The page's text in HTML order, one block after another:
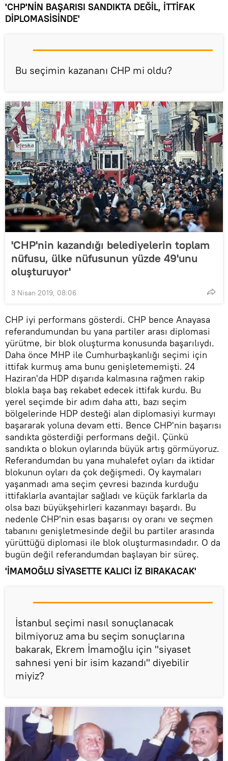
'CHP'NİN BAŞARISI SANDIKTA DEĞİL, İTTİFAK
DİPLOMASİSİNDE'
Bu seçimin kazananı CHP mi oldu?
'CHP'nin kazandığı belediyelerin toplam
nüfusu, ülke nüfusunun yüzde 49'unu
oluşturuyor'
3 Nisan 2019, 08:06
CHP iyi performans gösterdi. CHP bence Anayasa
referandumundan bu yana partiler arası diplomasi
yürütme, bir blok oluşturma konusunda başarılıydı.
Daha önce MHP ile Cumhurbaşkanlığı seçimi için
ittifak kurmuş ama bunu genişletememişti. 24
Haziran'da HDP dışarıda kalmasına rağmen rakip
blokla başa baş rekabet edecek ittifak kurdu. Bu
yerel seçimde bir adım daha attı, bazı seçim
bölgelerinde HDP desteği alan diplomasiyi kurmayı
başararak yoluna devam etti. Bence CHP'nin başarısı
sandıkta gösterdiği performans değil. Çünkü
sandıkta o blokun oylarında büyük artış görmüyoruz.
Referandumdan bu yana muhalefet oyları da iktidar
blokunun oyları da çok değişmedi. Oy kaymaları
yaşanmadı ama seçim çevresi bazında kurduğu
ittifaklarla avantajlar sağladı ve küçük farklarla da
olsa bazı büyükşehirleri kazanmayı başardı. Bu
nedenle CHP'nin esas başarısı oy oranı ve seçmen
tabanını genişletmesinde değil bu partiler arasında
yürüttüğü diplomasi ile blok oluşturmasındadır. O da
bugün değil referandumdan başlayan bir süreç.
'İMAMOĞLU SİYASETTE KALICI İZ BIRAKACAK'
İstanbul seçimi nasıl sonuçlanacak
bilmiyoruz ama bu seçim sonuçlarına
bakarak, Ekrem İmamoğlu için "siyaset
sahnesi yeni bir isim kazandı" diyebilir
miyiz?